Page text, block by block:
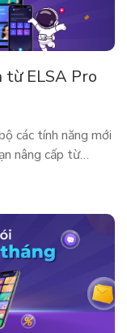
từ ELSA Pro
các tính năng mới
nâng cấp từ